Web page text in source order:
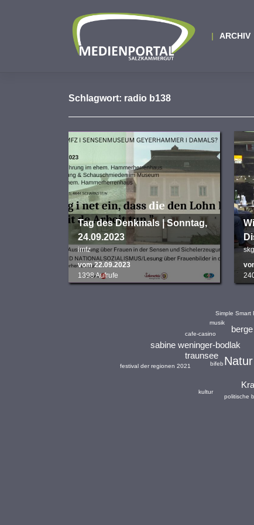
ARCHIV
Schlagwort: radio b138
Tag des Denkmals | Sonntag,
24.09.2023
imfz
vom 22.09.2023
1398 Aufrufe
Natur
traunsee
berge
sabine weninger-bodlak
cafe-casino
bifeb
politische
Simple Smart
festival der regionen 2021
musik
kultur